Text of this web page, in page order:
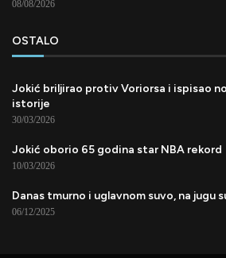
08/08/2026
OSTALO
Jokić briljirao protiv Voriorsa i ispisao
istorije
30/03/2026
Jokić oborio 65 godina star NBA rekord
10/03/2026
Danas tmurno i uglavnom suvo, na jugu
06/12/2025